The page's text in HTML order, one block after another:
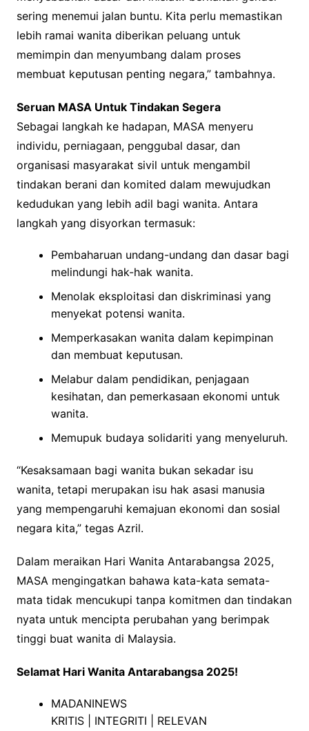
sering menemui jalan buntu. Kita perlu memastikan
lebih ramai wanita diberikan peluang untuk
memimpin dan menyumbang dalam proses
membuat keputusan penting negara,” tambahnya.
Seruan MASA Untuk Tindakan Segera
Sebagai langkah ke hadapan, MASA menyeru
individu, perniagaan, penggubal dasar, dan
organisasi masyarakat sivil untuk mengambil
tindakan berani dan komited dalam mewujudkan
kedudukan yang lebih adil bagi wanita. Antara
langkah yang disyorkan termasuk:
Pembaharuan undang-undang dan dasar bagi
melindungi hak-hak wanita.
Menolak eksploitasi dan diskriminasi yang
menyekat potensi wanita.
Memperkasakan wanita dalam kepimpinan
dan membuat keputusan.
Melabur dalam pendidikan, penjagaan
kesihatan, dan pemerkasaan ekonomi untuk
wanita.
Memupuk budaya solidariti yang menyeluruh.
“Kesaksamaan bagi wanita bukan sekadar isu
wanita, tetapi merupakan isu hak asasi manusia
yang mempengaruhi kemajuan ekonomi dan sosial
negara kita,” tegas Azril.
Dalam meraikan Hari Wanita Antarabangsa 2025,
MASA mengingatkan bahawa kata-kata semata-
mata tidak mencukupi tanpa komitmen dan tindakan
nyata untuk mencipta perubahan yang berimpak
tinggi buat wanita di Malaysia.
Selamat Hari Wanita Antarabangsa 2025!
MADANINEWS
KRITIS | INTEGRITI | RELEVAN